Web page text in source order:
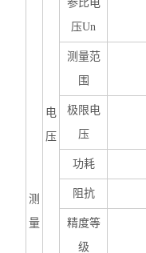
测
量
电
压
参比电
压Un
测量范
围
极限电
压
功耗
阻抗
精度等
级